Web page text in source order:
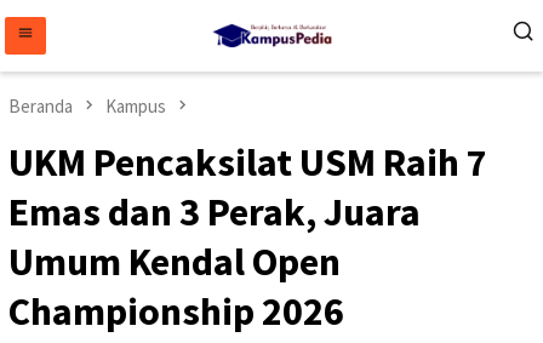
konten
Beranda Kampus
UKM Pencaksilat USM Raih 7
Emas dan 3 Perak, Juara
Umum Kendal Open
Championship 2026